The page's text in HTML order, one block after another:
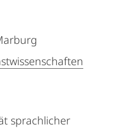
sprachlicher